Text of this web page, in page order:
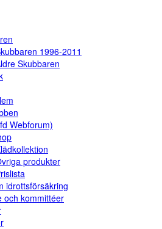
1996-2011
Skubbaren
Webforum)
produkter
idrottsförsäkring
och kommittéer